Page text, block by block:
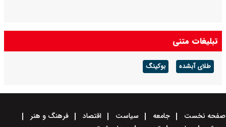
تبلیغات متنی
طلای آبشده بوکینگ
صفحه نخست جامعه سیاست اقتصاد
فرهنگ و هنر